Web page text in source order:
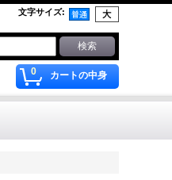
文字サイズ:
0 カートの中身